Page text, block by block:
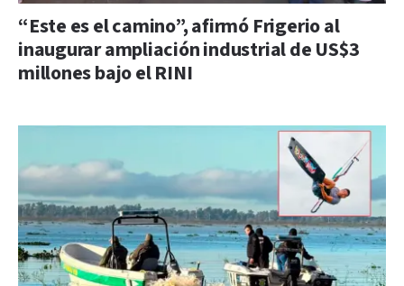
“Este es el camino”, afirmó Frigerio al
inaugurar ampliación industrial de US$3
millones bajo el RINI